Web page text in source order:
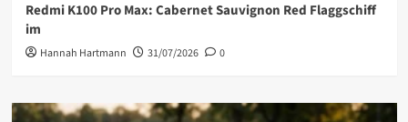
Redmi K100 Pro Max: Cabernet Sauvignon Red Flaggschiff
im
Hannah Hartmann 31/07/2026 0